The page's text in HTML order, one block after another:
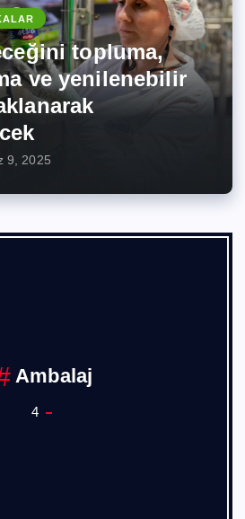
topluma,
ve yenilenebilir
9, 2025
Ambalaj
4